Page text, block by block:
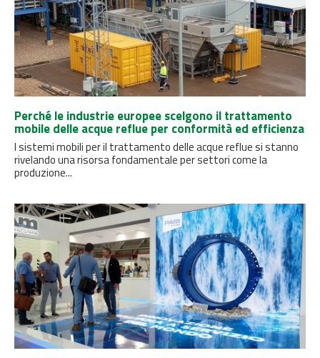
Perché le industrie europee scelgono il trattamento
mobile delle acque reflue per conformità ed efficienza
I sistemi mobili per il trattamento delle acque reflue si stanno
rivelando una risorsa fondamentale per settori come la
produzione...